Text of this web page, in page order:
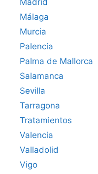
Madrid
Málaga
Murcia
Palencia
Palma de Mallorca
Salamanca
Sevilla
Tarragona
Tratamientos
Valencia
Valladolid
Vigo